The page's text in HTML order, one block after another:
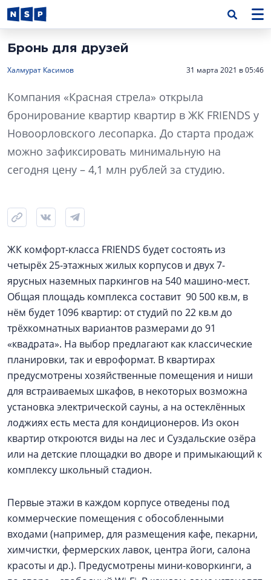
Бронь для друзей
Халмурат Касимов 31 марта 2021 в 05:46
Компания «Красная стрела» открыла
бронирование квартир квартир в ЖК FRIENDS у
Новоорловского лесопарка. До старта продаж
можно зафиксировать минимальную на
сегодня цену – 4,1 млн рублей за студию.
ЖК комфорт-класса FRIENDS будет состоять из
четырёх 25-этажных жилых корпусов и двух 7-
ярусных наземных паркингов на 540 машино-мест.
Общая площадь комплекса составит 90 500 кв.м, в
нём будет 1096 квартир: от студий по 22 кв.м до
трёхкомнатных вариантов размерами до 91
«квадрата». На выбор предлагают как классические
планировки, так и евроформат. В квартирах
предусмотрены хозяйственные помещения и ниши
для встраиваемых шкафов, в некоторых возможна
установка электрической сауны, а на остеклённых
лоджиях есть места для кондиционеров. Из окон
квартир откроются виды на лес и Суздальские озёра
или на детские площадки во дворе и примыкающий к
комплексу школьный стадион.
Первые этажи в каждом корпусе отведены под
коммерческие помещения с обособленными
входами (например, для размещения кафе, пекарни,
химчистки, фермерских лавок, центра йоги, салона
красоты и др.). Предусмотрены мини-коворкинги, а